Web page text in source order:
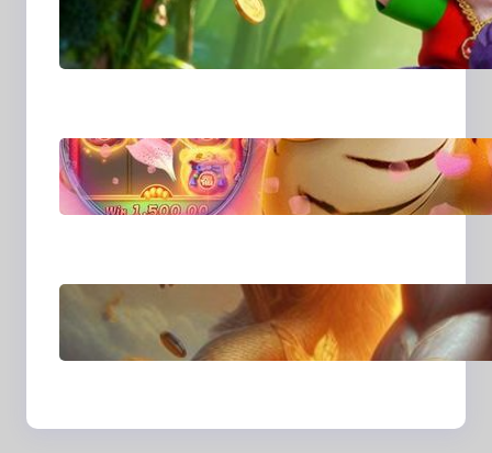
MajalahPotretIndones
ia: Menghidupkan
Cerita Lewat Lensa
MajalahPotretIndones
ia dan Cara Baru
Merekam Cerita dari
Transformasi Media
Visual di Era Digital:
Bagaimana Fotografi